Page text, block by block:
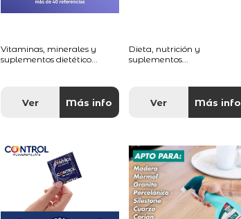
Vitaminas, minerales y
suplementos dietético...
Ver Más info
Dieta, nutrición y
suplementos...
Ver Más info